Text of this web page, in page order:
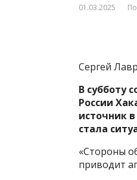
01.03.2025
Сергей
В субботу
России
источник
стала
«Стороны
приводит